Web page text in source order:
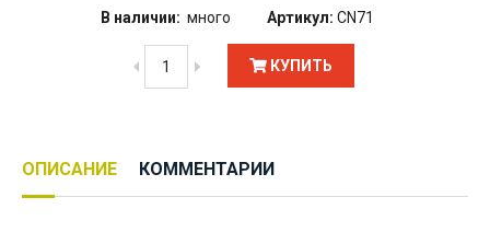
В наличии: много Артикул: CN71
КУПИТЬ
ОПИСАНИЕ КОММЕНТАРИИ